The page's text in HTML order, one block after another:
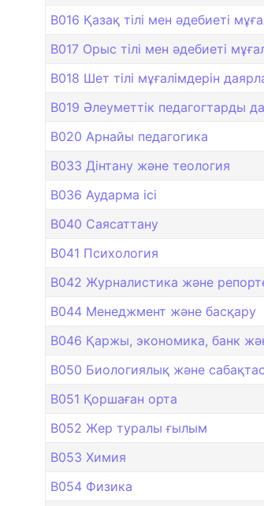
B016 Қазақ тілі мен әдебиеті
B017 Орыс тілі мен әдебиеті
B018 Шет тілі мұғалімдерін
B019 Әлеуметтік педагогтарды
B020 Арнайы педагогика
B033 Дінтану және теология
B036 Аударма ісі
B040 Саясаттану
B041 Психология
B042 Журналистика және
B044 Менеджмент және басқару
B046 Қаржы, экономика, банк
B050 Биологиялық және
B051 Қоршаған орта
B052 Жер туралы ғылым
B053 Химия
B054 Физика